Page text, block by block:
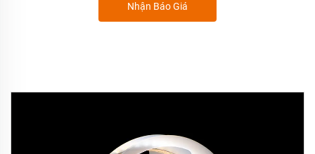
Nhận Báo Giá